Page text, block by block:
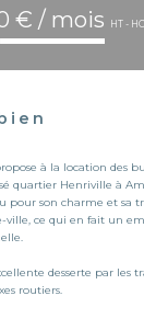
€ / mois HT -
à la location des
quartier Henriville à
pour son charme et sa
ce qui en fait un
desserte par les
routiers.